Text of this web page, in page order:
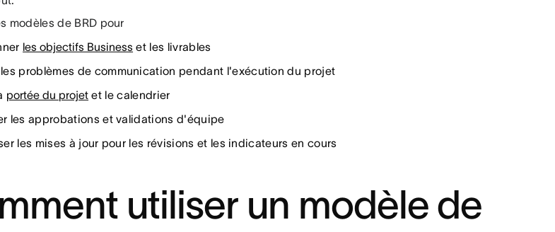
modèles de BRD pour
les objectifs Business et les livrables
les problèmes de communication pendant l'exécution du projet
portée du projet et le calendrier
les approbations et validations d'équipe
les mises à jour pour les révisions et les indicateurs en cours
utiliser un modèle de